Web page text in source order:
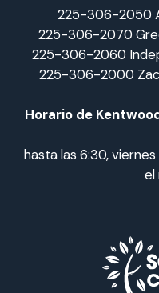
225-306-2050
225-306-2070
225-306-2060
225-306-2000
Horario de
hasta las 6:30,
el